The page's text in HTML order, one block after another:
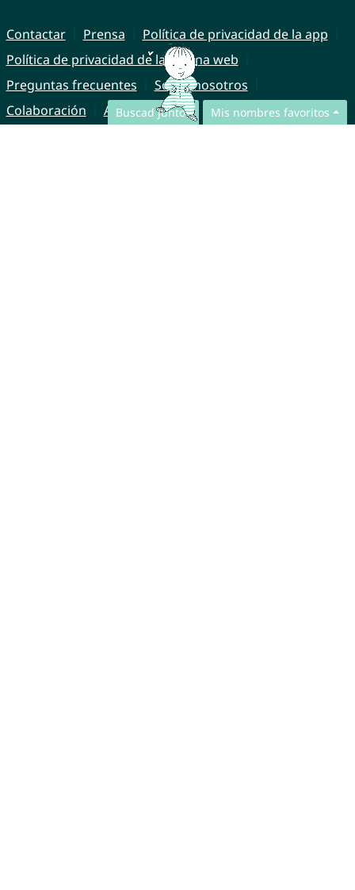
Buscad juntos Mis nombres favoritos
Contactar Prensa
Política de privacidad de la app
Política de privacidad de la página web
Preguntas frecuentes
Sobre nosotros
Colaboración
Aviso legal